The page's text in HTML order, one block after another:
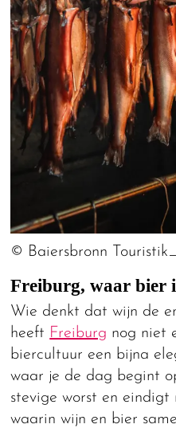
© Baiersbronn
Freiburg, waar bier
Wie denkt dat wijn de
heeft Freiburg nog niet
biercultuur een bijna
waar je de dag begint
stevige worst en
waarin wijn en bier